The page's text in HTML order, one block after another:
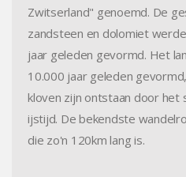
Zwitserland" genoemd. De
zandsteen en dolomiet
jaar geleden gevormd. Het
10.000 jaar geleden
kloven zijn ontstaan door
ijstijd. De bekendste
die zo'n 120km lang is.